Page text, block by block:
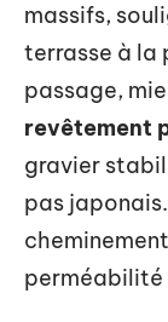
massifs,
terrasse à la
passage,
revêtement
gravier
pas
perméabilité